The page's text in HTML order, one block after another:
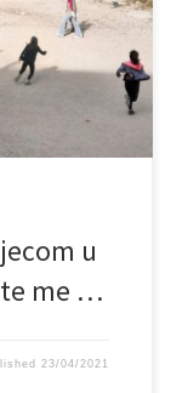
života djece i
centrima
u
me …
23/04/2021